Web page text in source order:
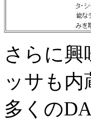
さらに
ッサも
多くの